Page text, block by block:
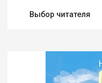
Выбор читателя